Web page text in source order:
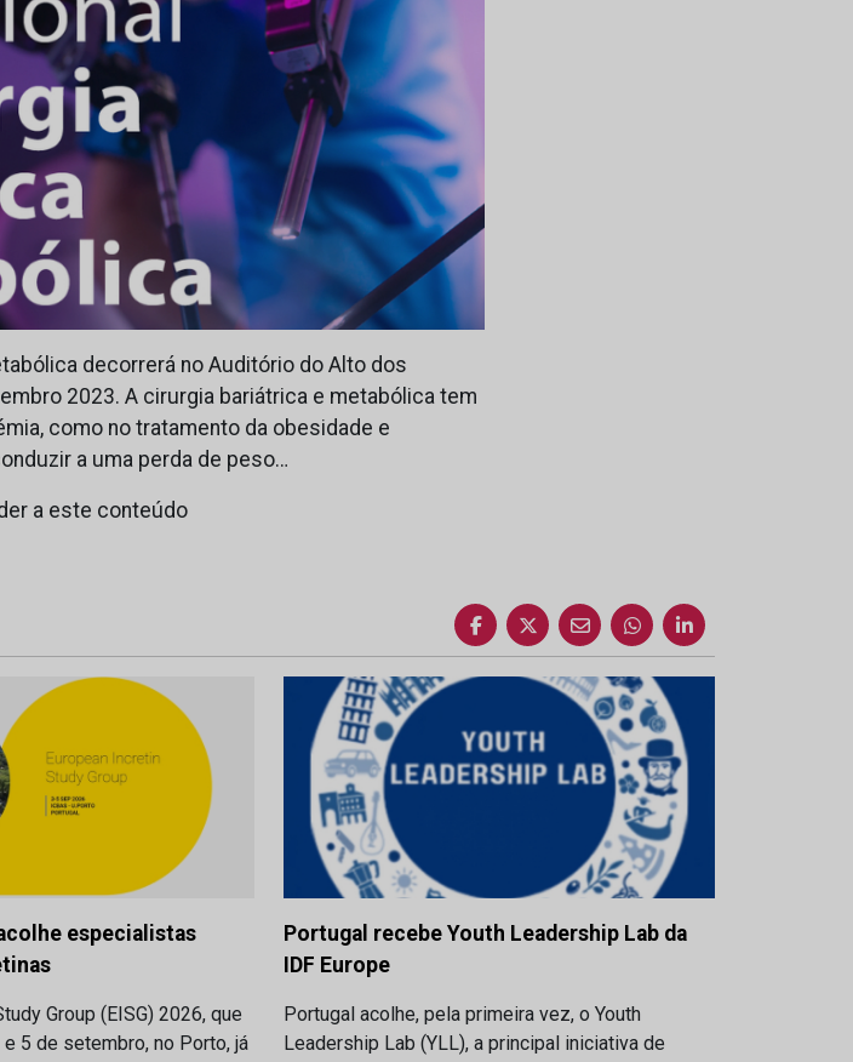
decorrerá no Auditório do Alto dos
2023. A cirurgia bariátrica e metabólica tem
como no tratamento da obesidade e
a uma perda de peso…
a este conteúdo
especialistas
Group (EISG) 2026, que
5 de setembro, no Porto, já
Portugal recebe Youth Leadership Lab da
IDF Europe
Portugal acolhe, pela primeira vez, o Youth
Leadership Lab (YLL), a principal iniciativa de